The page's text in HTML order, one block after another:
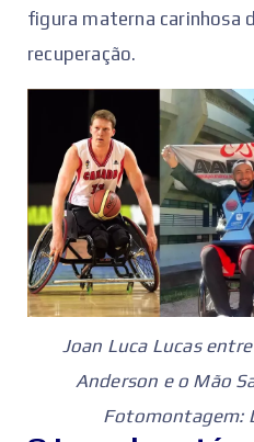
figura materna carinhosa
recuperação.
Joan Luca Lucas
Anderson e o Mão
Fotomontagem: